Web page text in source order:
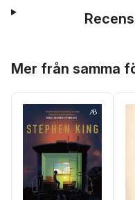
Mer från samma